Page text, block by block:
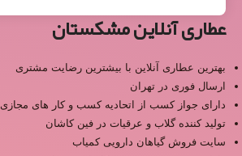
عطاری آنلاین مشکستان
بهترین عطاری آنلاین با بیشترین رضایت مشتری
ارسال فوری در تهران
دارای جواز کسب از اتحادیه کسب و کار های مجازی
تولید کننده گلاب و عرقیات در فین کاشان
سایت فروش گیاهان دارویی کمیاب